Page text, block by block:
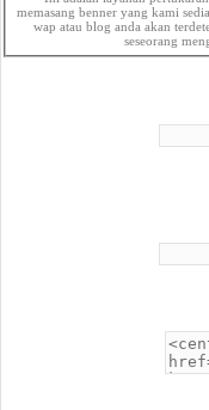
memasang benner yang kami
wap atau blog anda akan
seseorang